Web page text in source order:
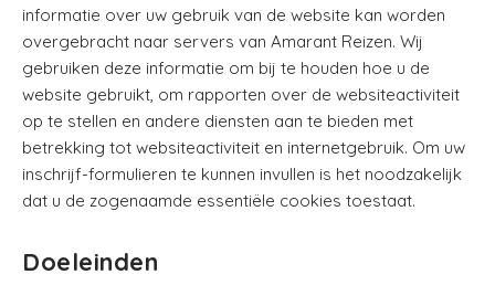
informatie over uw gebruik van de website kan worden
overgebracht naar servers van Amarant Reizen. Wij
gebruiken deze informatie om bij te houden hoe u de
website gebruikt, om rapporten over de websiteactiviteit
op te stellen en andere diensten aan te bieden met
betrekking tot websiteactiviteit en internetgebruik. Om uw
inschrijf-formulieren te kunnen invullen is het noodzakelijk
dat u de zogenaamde essentiële cookies toestaat.
Doeleinden